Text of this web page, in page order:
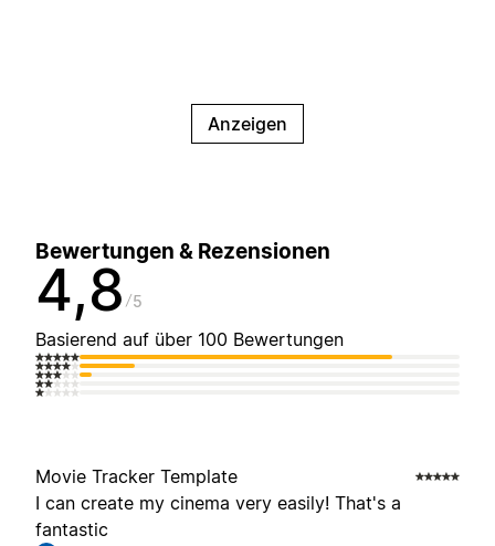
Anzeigen
Bewertungen & Rezensionen
4,8 5
Basierend auf über 100 Bewertungen
Movie Tracker Template
I can create my cinema very easily! That's a
fantastic